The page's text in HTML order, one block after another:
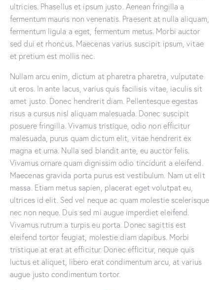
ultricies. Phasellus et ipsum justo. Aenean fringilla a
fermentum mauris non venenatis. Praesent at nulla aliquam,
fermentum ligula a eget, fermentum metus. Morbi auctor
sed dui et rhoncus. Maecenas varius suscipit ipsum, vitae
et pretium est mollis nec.
Nullam arcu enim, dictum at pharetra pharetra, vulputate
ut eros. In ante lacus, varius quis facilisis vitae, iaculis sit
amet justo. Donec hendrerit diam. Pellentesque egestas
risus a cursus nisl aliquam malesuada. Donec suscipit
posuere fringilla. Vivamus tristique, odio non efficitur
malesuada, purus quam dictum elit, vitae hendrerit ex
magna et urna. Nulla sed blandit ante, eu auctor felis.
Vivamus ornare quam dignissim odio tincidunt a eleifend.
Maecenas gravida porta purus est vestibulum. Nam ut elit
massa. Etiam metus sapien, placerat eget volutpat eu,
ultrices id elit. Sed vel neque ac quam molestie scelerisque
nec non neque. Duis sed mi augue imperdiet eleifend.
Vivamus rutrum a turpis eu porta. Donec sagittis est
eleifend tortor feugiat, molestie diam dapibus. Morbi
tristique at erat at efficitur. Donec efficitur, neque quis
luctus et aliquet, libero erat condimentum arcu, at varius
augue justo condimentum tortor.